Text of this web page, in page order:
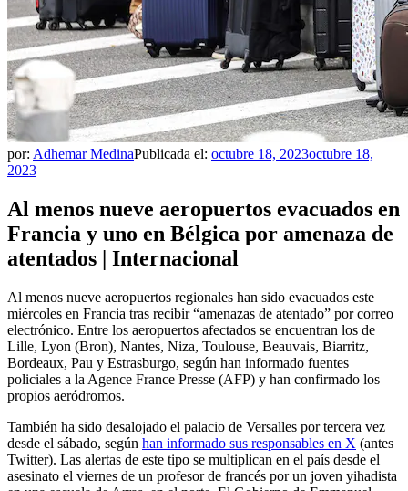
por: Adhemar MedinaPublicada el: octubre 18, 2023octubre 18,
2023
Al menos nueve aeropuertos evacuados en
Francia y uno en Bélgica por amenaza de
atentados | Internacional
Al menos nueve aeropuertos regionales han sido evacuados este
miércoles en Francia tras recibir “amenazas de atentado” por correo
electrónico. Entre los aeropuertos afectados se encuentran los de
Lille, Lyon (Bron), Nantes, Niza, Toulouse, Beauvais, Biarritz,
Bordeaux, Pau y Estrasburgo, según han informado fuentes
policiales a la Agence France Presse (AFP) y han confirmado los
propios aeródromos.
También ha sido desalojado el palacio de Versalles por tercera vez
desde el sábado, según han informado sus responsables en X (antes
Twitter). Las alertas de este tipo se multiplican en el país desde el
asesinato el viernes de un profesor de francés por un joven yihadista